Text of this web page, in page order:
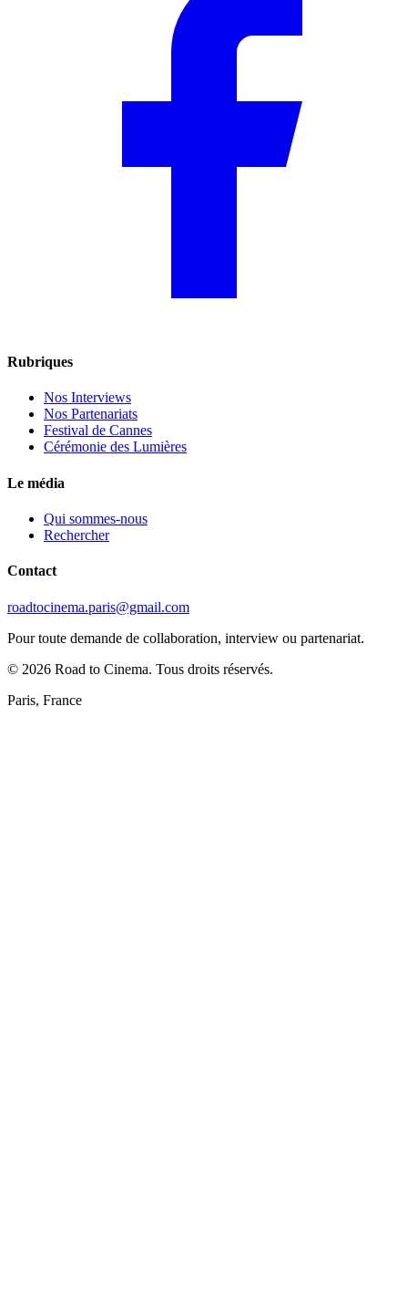
Rubriques
Nos Interviews
Nos Partenariats
Festival de Cannes
Cérémonie des Lumières
Le média
Qui sommes-nous
Rechercher
Contact
roadtocinema.paris@gmail.com
Pour toute demande de collaboration, interview ou partenariat.
© 2026 Road to Cinema. Tous droits réservés.
Paris, France